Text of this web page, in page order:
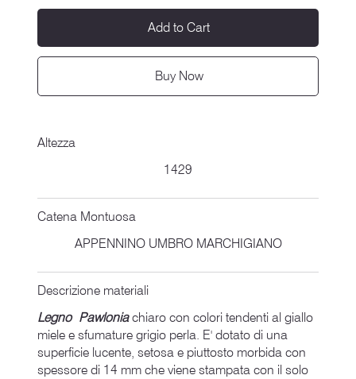
Add to Cart
Buy Now
Altezza
1429
Catena Montuosa
APPENNINO UMBRO MARCHIGIANO
Descrizione materiali
Legno Pawloniachiaro con colori tendenti al giallo
miele e sfumature grigio perla. E' dotato di una
superficie lucente, setosa e piuttosto morbida con
spessore di 14 mm che viene stampata con il solo